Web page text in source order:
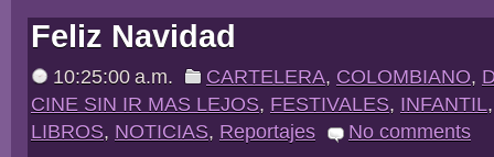
Feliz Navidad
10:25:00 a.m. CARTELERA, COLOMBIANO,
CINE SIN IR MAS LEJOS, FESTIVALES, INFANTIL
LIBROS, NOTICIAS, Reportajes No comments